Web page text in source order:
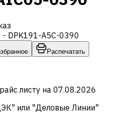
DPK191-A5C-0390
Распечатать
листу на 07.08.2026
или "Деловые Линии"